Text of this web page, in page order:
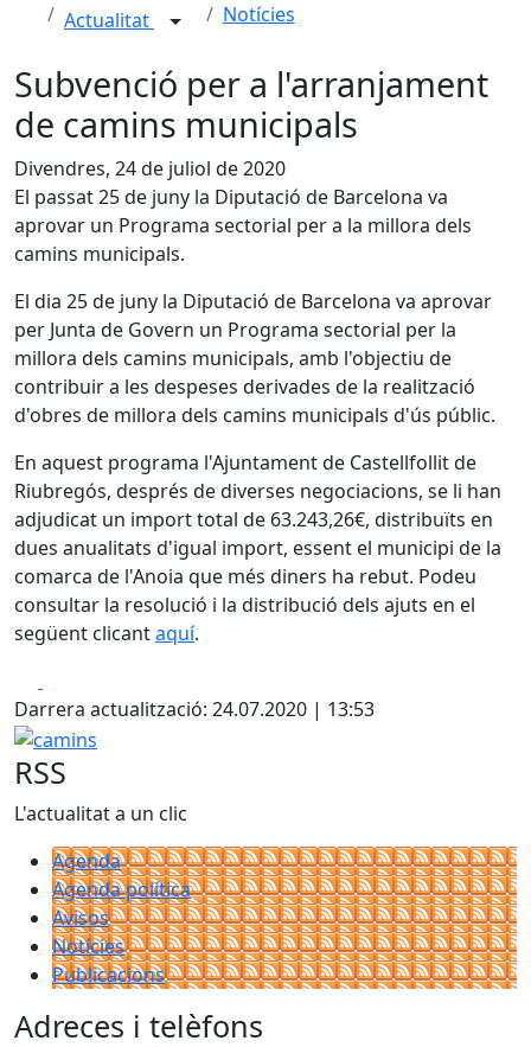
Actualitat Notícies
Subvenció per a l'arranjament
de camins municipals
Divendres, 24 de juliol de 2020
El passat 25 de juny la Diputació de Barcelona va
aprovar un Programa sectorial per a la millora dels
camins municipals.
El dia 25 de juny la Diputació de Barcelona va aprovar
per Junta de Govern un Programa sectorial per la
millora dels camins municipals, amb l'objectiu de
contribuir a les despeses derivades de la realització
d'obres de millora dels camins municipals d'ús públic.
En aquest programa l'Ajuntament de Castellfollit de
Riubregós, després de diverses negociacions, se li han
adjudicat un import total de 63.243,26€, distribuïts en
dues anualitats d'igual import, essent el municipi de la
comarca de l'Anoia que més diners ha rebut. Podeu
consultar la resolució i la distribució dels ajuts en el
següent clicantaquí.
Darrera actualització: 24.07.2020 | 13:53
camins
RSS
L'actualitat a un clic
Agenda
Agenda política
Avisos
Notícies
Publicacions
Adreces i telèfons